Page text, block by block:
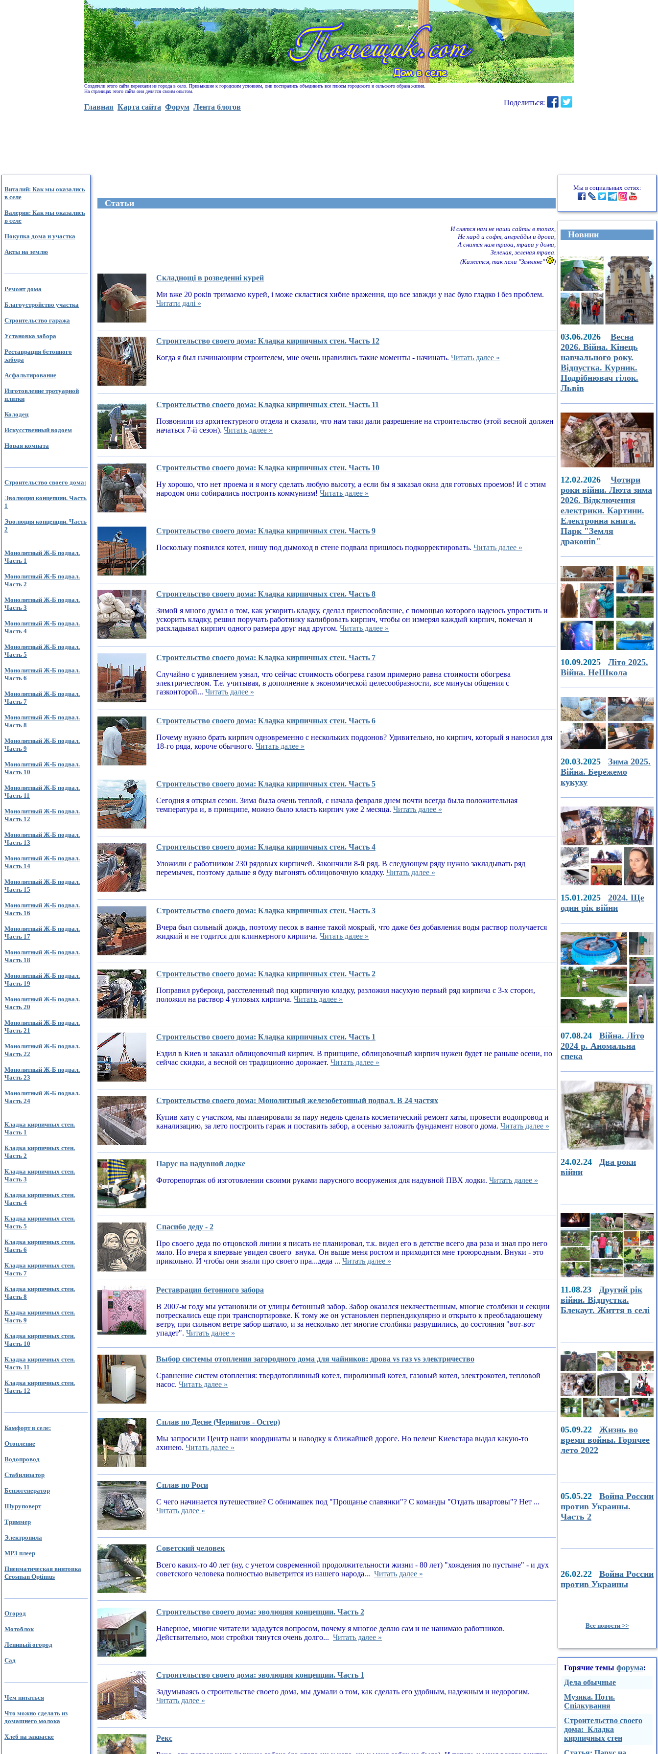
Создатели этого сайта переехали из города в село. Привыкшие к городским условиям, они постарались объединить все плюсы городского и сельского образа жизни.
На страницах этого сайта они делятся своим опытом.
Главная Карта сайта Форум Лента блогов
Поделиться:
Виталий: Как мы оказались
в селе
Валерия: Как мы оказались
в селе
Покупка дома и участка
Акты на землю
Ремонт дома
Благоустройство участка
Строительство гаража
Установка забора
Реставрация бетонного
забора
Асфальтирование
Изготовление тротуарной
плитки
Колодец
Искусственный водоем
Новая комната
Строительство своего дома:
Эволюция концепции. Часть
1
Эволюция концепции. Часть
2
Монолитный Ж-Б подвал.
Часть 1
Монолитный Ж-Б подвал.
Часть 2
Монолитный Ж-Б подвал.
Часть 3
Монолитный Ж-Б подвал.
Часть 4
Монолитный Ж-Б подвал.
Часть 5
Монолитный Ж-Б подвал.
Часть 6
Монолитный Ж-Б подвал.
Часть 7
Монолитный Ж-Б подвал.
Часть 8
Монолитный Ж-Б подвал.
Часть 9
Монолитный Ж-Б подвал.
Часть 10
Монолитный Ж-Б подвал.
Часть 11
Монолитный Ж-Б подвал.
Часть 12
Монолитный Ж-Б подвал.
Часть 13
Монолитный Ж-Б подвал.
Часть 14
Монолитный Ж-Б подвал.
Часть 15
Монолитный Ж-Б подвал.
Часть 16
Монолитный Ж-Б подвал.
Часть 17
Монолитный Ж-Б подвал.
Часть 18
Монолитный Ж-Б подвал.
Часть 19
Монолитный Ж-Б подвал.
Часть 20
Монолитный Ж-Б подвал.
Часть 21
Монолитный Ж-Б подвал.
Часть 22
Монолитный Ж-Б подвал.
Часть 23
Монолитный Ж-Б подвал.
Часть 24
Кладка кирпичных стен.
Часть 1
Кладка кирпичных стен.
Часть 2
Кладка кирпичных стен.
Часть 3
Кладка кирпичных стен.
Часть 4
Кладка кирпичных стен.
Часть 5
Кладка кирпичных стен.
Часть 6
Кладка кирпичных стен.
Часть 7
Кладка кирпичных стен.
Часть 8
Кладка кирпичных стен.
Часть 9
Кладка кирпичных стен.
Часть 10
Кладка кирпичных стен.
Часть 11
Кладка кирпичных стен.
Часть 12
Комфорт в селе:
Отопление
Водопровод
Стабилизатор
Бензогенератор
Шуруповерт
Триммер
Электропила
MP3 плеер
Пневматическая винтовка
Crosman Optimus
Огород
Мотоблок
Ленивый огород
Сад
Чем питаться
Что можно сделать из
домашнего молока
Хлеб на закваске
Cтатьи
И снятся нам не наши сайты в топах,
Не хард и софт, апгрейды и дрова,
А снится нам трава, трава у дома,
Зеленая, зеленая трава.
(Кажется, так пели "Земляне"
)
Складнощі в розведенні курей
Ми вже 20 років тримаємо курей, і може скластися хибне враження, що все завжди у нас було гладко і без проблем.
Читати далі »
Строительство своего дома: Кладка кирпичных стен. Часть 12
Когда я был начинающим строителем, мне очень нравились такие моменты - начинать. Читать далее »
Строительство своего дома: Кладка кирпичных стен. Часть 11
Позвонили из архитектурного отдела и сказали, что нам таки дали разрешение на строительство (этой весной должен
начаться 7-й сезон). Читать далее »
Строительство своего дома: Кладка кирпичных стен. Часть 10
Ну хорошо, что нет проема и я могу сделать любую высоту, а если бы я заказал окна для готовых проемов! И с этим
народом они собирались построить коммунизм! Читать далее »
Строительство своего дома: Кладка кирпичных стен. Часть 9
Поскольку появился котел, нишу под дымоход в стене подвала пришлось подкорректировать. Читать далее »
Строительство своего дома: Кладка кирпичных стен. Часть 8
Зимой я много думал о том, как ускорить кладку, сделал приспособление, с помощью которого надеюсь упростить и
ускорить кладку, решил поручать работнику калибровать кирпич, чтобы он измерял каждый кирпич, помечал и
раскладывал кирпич одного размера друг над другом. Читать далее »
Строительство своего дома: Кладка кирпичных стен. Часть 7
Случайно с удивлением узнал, что сейчас стоимость обогрева газом примерно равна стоимости обогрева
электричеством. Т.е. учитывая, в дополнение к экономической целесообразности, все минусы общения с
газконторой... Читать далее »
Строительство своего дома: Кладка кирпичных стен. Часть 6
Почему нужно брать кирпич одновременно с нескольких поддонов? Удивительно, но кирпич, который я наносил для
18-го ряда, короче обычного. Читать далее »
Строительство своего дома: Кладка кирпичных стен. Часть 5
Сегодня я открыл сезон. Зима была очень теплой, с начала февраля днем почти всегда была положительная
температура и, в принципе, можно было класть кирпич уже 2 месяца. Читать далее »
Строительство своего дома: Кладка кирпичных стен. Часть 4
Уложили с работником 230 рядовых кирпичей. Закончили 8-й ряд. В следующем ряду нужно закладывать ряд
перемычек, поэтому дальше я буду выгонять облицовочную кладку. Читать далее »
Строительство своего дома: Кладка кирпичных стен. Часть 3
Вчера был сильный дождь, поэтому песок в ванне такой мокрый, что даже без добавления воды раствор получается
жидкий и не годится для клинкерного кирпича. Читать далее »
Строительство своего дома: Кладка кирпичных стен. Часть 2
Поправил рубероид, расстеленный под кирпичную кладку, разложил насухую первый ряд кирпича с 3-х сторон,
положил на раствор 4 угловых кирпича. Читать далее »
Строительство своего дома: Кладка кирпичных стен. Часть 1
Ездил в Киев и заказал облицовочный кирпич. В принципе, облицовочный кирпич нужен будет не раньше осени, но
сейчас скидки, а весной он традиционно дорожает. Читать далее »
Строительство своего дома: Монолитный железобетонный подвал. В 24 частях
Купив хату с участком, мы планировали за пару недель сделать косметический ремонт хаты, провести водопровод и
канализацию, за лето построить гараж и поставить забор, а осенью заложить фундамент нового дома. Читать далее »
Парус на надувной лодке
Фоторепортаж об изготовлении своими руками парусного вооружения для надувной ПВХ лодки. Читать далее »
Спасибо деду - 2
Про своего деда по отцовской линии я писать не планировал, т.к. видел его в детстве всего два раза и знал про него
мало. Но вчера я впервые увидел своего внука. Он выше меня ростом и приходится мне троюродным. Внуки - это
прикольно. И чтобы они знали про своего пра...деда ... Читать далее »
Реставрация бетонного забора
В 2007-м году мы установили от улицы бетонный забор. Забор оказался некачественным, многие столбики и секции
потрескались еще при транспортировке. К тому же он установлен перпендикулярно и открыто к преобладающему
ветру, при сильном ветре забор шатало, и за несколько лет многие столбики разрушились, до состояния "вот-вот
упадет". Читать далее »
Выбор системы отопления загородного дома для чайников: дрова vs газ vs электричество
Сравнение систем отопления: твердотопливный котел, пиролизный котел, газовый котел, электрокотел, тепловой
насос. Читать далее »
Сплав по Десне (Чернигов - Остер)
Мы запросили Центр наши координаты и наводку к ближайшей дороге. Но пеленг Киевстара выдал какую-то
ахинею. Читать далее »
Сплав по Роси
С чего начинается путешествие? С обнимашек под "Прощанье славянки"? С команды "Отдать швартовы"? Нет ...
Читать далее »
Советский человек
Всего каких-то 40 лет (ну, с учетом современной продолжительности жизни - 80 лет) "хождения по пустыне" - и дух
советского человека полностью выветрится из нашего народа... Читать далее »
Строительство своего дома: эволюция концепции. Часть 2
Наверное, многие читатели зададутся вопросом, почему я многое делаю сам и не нанимаю работников.
Действительно, мои стройки тянутся очень долго... Читать далее »
Строительство своего дома: эволюция концепции. Часть 1
Задумываясь о строительстве своего дома, мы думали о том, как сделать его удобным, надежным и недорогим.
Читать далее »
Рекс
Мы в социальных сетях:
Новини
03.06.2026 Весна
2026. Війна. Кінець
навчального року.
Відпустка. Курник.
Подрібнювач гілок.
Львів
12.02.2026 Чотири
роки війни. Люта зима
2026. Відключення
електрики. Картини.
Електронна книга.
Парк "Земля
драконів"
10.09.2025 Літо 2025.
Війна. НеШкола
20.03.2025 Зима 2025.
Війна. Бережемо
кукуху
15.01.2025 2024. Ще
один рік війни
07.08.24 Війна. Літо
2024 р. Аномальна
спека
24.02.24 Два роки
війни
11.08.23 Другий рік
війни. Відпустка.
Блекаут. Життя в селі
05.09.22 Жизнь во
время войны. Горячее
лето 2022
05.05.22 Война России
против Украины.
Часть 2
26.02.22 Война России
против Украины
Все новости >>
Горячие темы форума:
Дела обычные
Музика. Ноти.
Спілкування
Строительство своего
дома: Кладка
кирпичных стен